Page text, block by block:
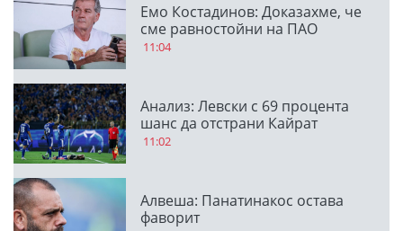
Емо Костадинов: Доказахме, че
сме равностойни на ПАО
11:04
Анализ: Левски с 69 процента
шанс да отстрани Кайрат
11:02
Алвеша: Панатинакос остава
фаворит